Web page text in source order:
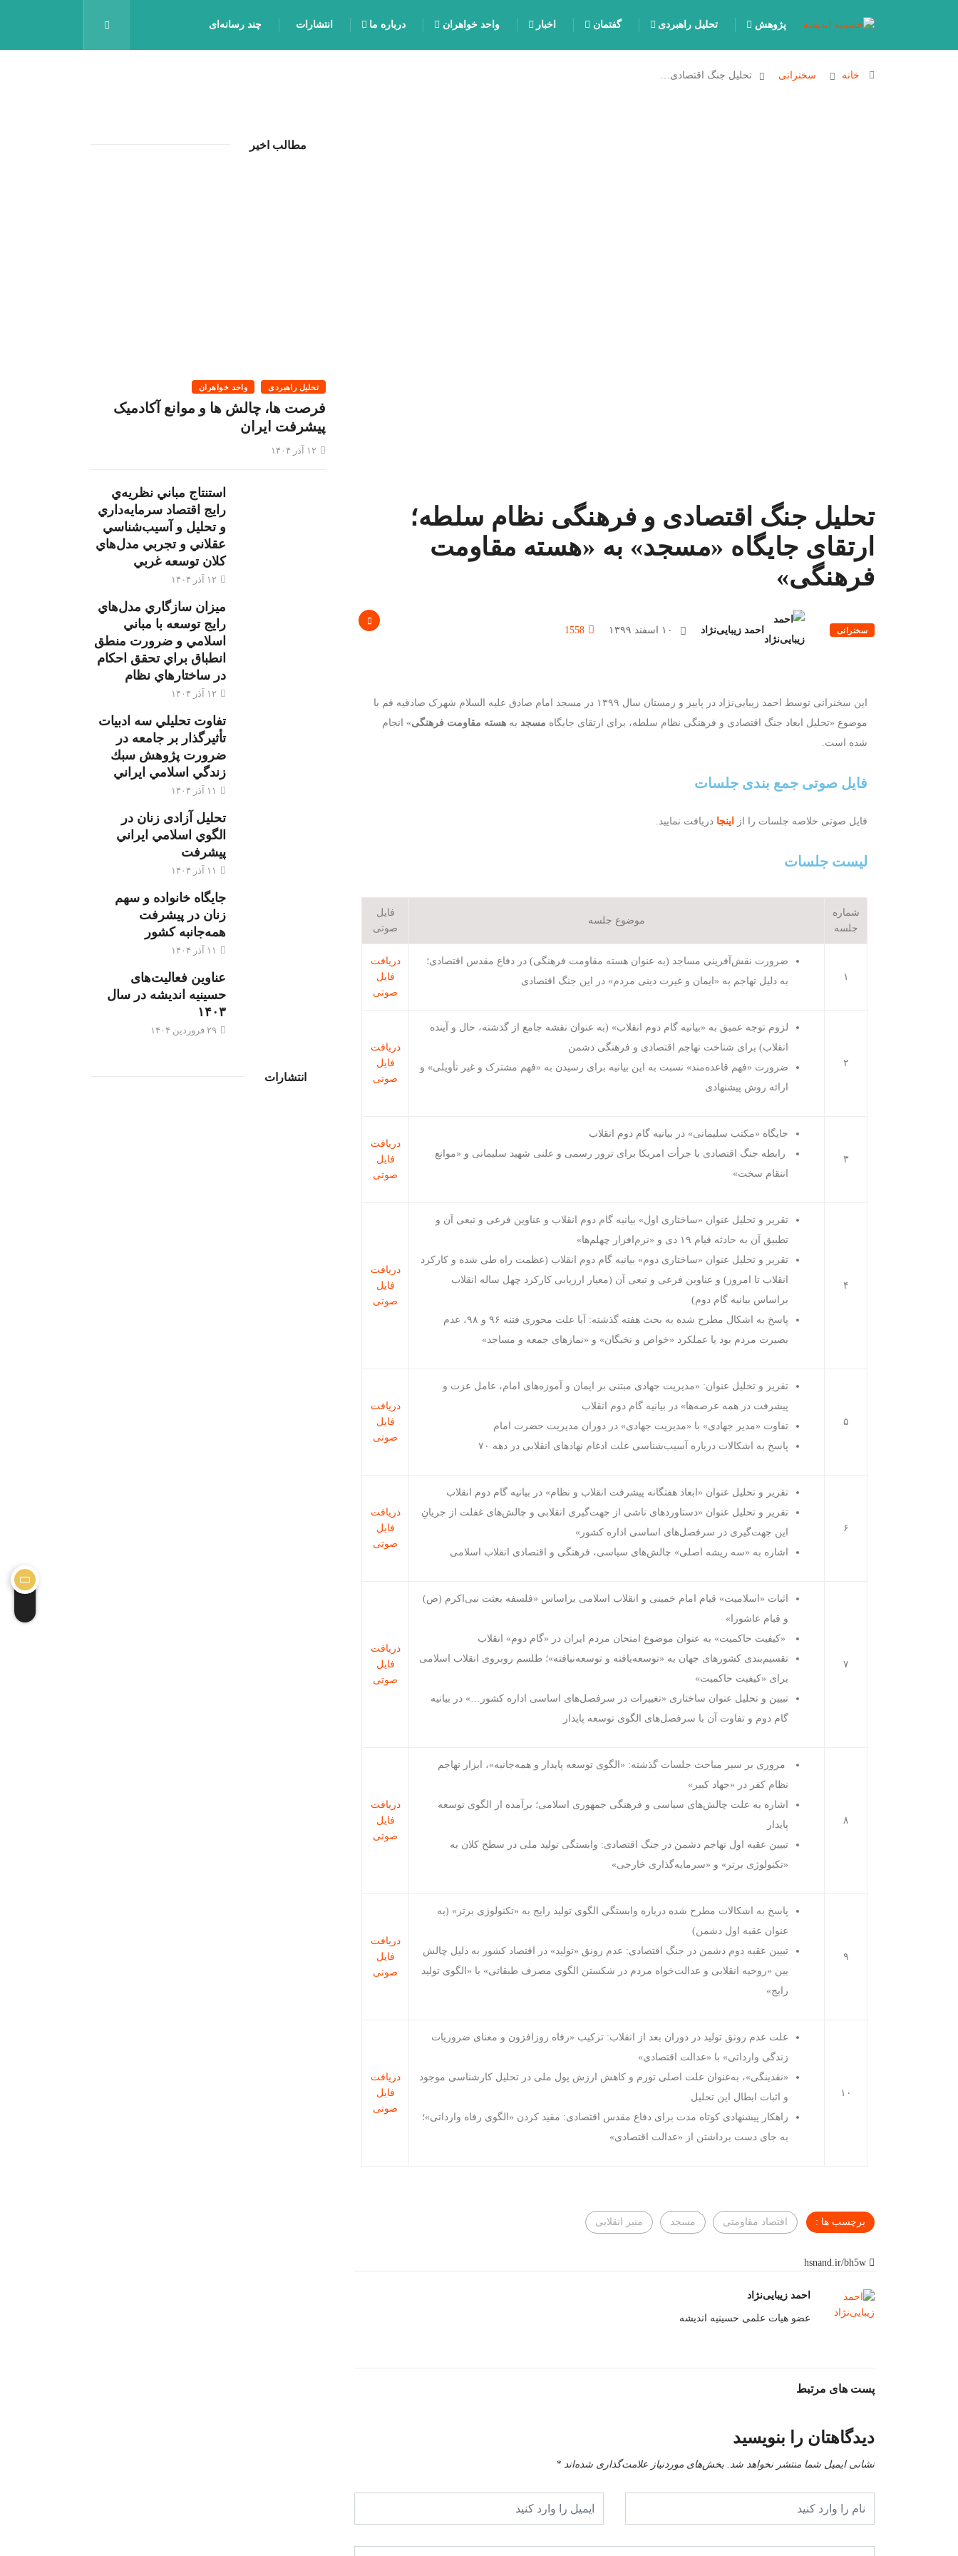
پژوهش تحلیل راهبردی گفتمان اخبار واحد خواهران درباره ما انتشارات چند رسانه‌ای
خانه سخنرانی تحلیل جنگ اقتصادی…
تحلیل جنگ اقتصادی و فرهنگی نظام سلطه؛
ارتقای جایگاه «مسجد» به «هسته مقاومت
فرهنگی»
سخنرانی احمد زیبایی‌نژاد 1558
این سخنرانی توسط احمد زیبایی‌نژاد در پاییز و زمستان سال ۱۳۹۹ در مسجد امام صادق علیه السلام شهرک صادقیه قم با
موضوع‌ «تحلیل ابعاد جنگ اقتصادی و فرهنگی نظام سلطه، برای ارتقای جایگاه مسجد به هسته مقاومت فرهنگی» انجام
شده است.
فایل صوتی جمع بندی جلسات
فایل صوتی خلاصه جلسات را از اینجا دریافت نمایید.
لیست جلسات
شماره
جلسه
موضوع جلسه
فایل
صوتی
۱
ضرورت نقش‌آفرینی مساجد (به عنوان هسته مقاومت فرهنگی) در دفاع مقدس اقتصادی؛
به دلیل تهاجم به «ایمان و غیرت دینی مردم» در این جنگ اقتصادی
دریافت
فایل
صوتی
۲
لزوم توجه عمیق به «بیانیه گام دوم انقلاب» (به عنوان نقشه جامع از گذشته، حال و آینده
انقلاب) برای شناخت تهاجم اقتصادی و فرهنگی دشمن
ضرورت «فهم قاعده‌مند» نسبت به این بیانیه برای رسیدن به «فهم مشترک و غیر تأویلی» و
ارائه روش پیشنهادی
دریافت
فایل
صوتی
۳
جایگاه «مکتب سلیمانی» در بیانیه گام دوم انقلاب
رابطه جنگ اقتصادی با جرأت امریکا برای ترور رسمی و علنی شهید سلیمانی و «موانع
انتقام سخت»
دریافت
فایل
صوتی
۴
تقریر و تحلیل عنوان «ساختاری اول» بیانیه گام دوم انقلاب و عناوین فرعی و تبعی آن و
تطبیق آن به حادثه قیام ۱۹ دی و «نرم‌افزار چهلم‌ها»
تقریر و تحلیل عنوان «ساختاری دوم» بیانیه گام دوم انقلاب (عظمت راه طی شده و کارکرد
انقلاب تا امروز) و عناوین فرعی و تبعی آن (معیار ارزیابی کارکرد چهل ساله انقلاب
براساس بیانیه گام دوم)
پاسخ به اشکال مطرح شده به بحث هفته گذشته: آیا علت محوری فتنه ۹۶ و ۹۸، عدم
بصیرت مردم بود یا عملکرد «خواص و نخبگان» و «نمازهای جمعه و مساجد»
دریافت
فایل
صوتی
۵
تقریر و تحلیل عنوان: «مدیریت جهادی مبتنی بر ایمان و آموزه‌های امام، عامل عزت و
پیشرفت در همه عرصه‌ها» در بیانیه گام دوم انقلاب
تفاوت «مدیر جهادی» با «مدیریت جهادی» در دوران مدیریت حضرت امام
پاسخ به اشکالات درباره آسیب‌شناسی علت ادغام نهادهای انقلابی در دهه ۷۰
دریافت
فایل
صوتی
۶
تقریر و تحلیل عنوان «ابعاد هفتگانه پیشرفت انقلاب و نظام» در بیانیه گام دوم انقلاب
تقریر و تحلیل عنوان «دستاوردهای ناشی از جهت‌گیری انقلابی و چالش‌های غفلت از جریانِ
این جهت‌گیری‌ در سرفصل‌های اساسی اداره کشور»
اشاره به «سه ریشه اصلی» چالش‌های سیاسی، فرهنگی و اقتصادی انقلاب اسلامی
دریافت
فایل
صوتی
۷
اثبات «اسلامیت» قیام امام خمینی و انقلاب اسلامی براساس «فلسفه بعثت نبی‌اکرم (ص)
و قیام عاشورا»
«کیفیت حاکمیت» به عنوان موضوع امتحان مردم ایران در «گام دوم» انقلاب
تقسیم‌بندی کشورهای جهان به «توسعه‌یافته و توسعه‌نیافته»؛ طلسم روبروی انقلاب اسلامی
برای «کیفیت حاکمیت»
تبیین و تحلیل عنوان ساختاری «تغییرات در سرفصل‌های اساسی اداره کشور…» در بیانیه
گام دوم و تفاوت آن با سرفصل‌های الگوی توسعه پایدار
دریافت
فایل
صوتی
۸
مروری بر سیر مباحث جلسات گذشته: «الگوی توسعه پایدار و همه‌جانبه»، ابزار تهاجم
نظام کفر در «جهاد کبیر»
اشاره به علت چالش‌های سیاسی و فرهنگی جمهوری اسلامی؛ برآمده از الگوی توسعه
پایدار
تبیین عقبه اول تهاجم دشمن در جنگ اقتصادی: وابستگی تولید ملی در سطح کلان به
«تکنولوژی برتر» و «سرمایه‌گذاری خارجی»
دریافت
فایل
صوتی
۹
پاسخ به اشکالات مطرح شده درباره وابستگی الگوی تولید رایج به «تکنولوژی برتر» (به
عنوان عقبه اول دشمن)
تبیین عقبه دوم دشمن در جنگ اقتصادی: عدم رونق «تولید» در اقتصاد کشور به دلیل چالش
بین «روحیه انقلابی و عدالت‌خواه مردم در شکستن الگوی مصرف طبقاتی» با «الگوی تولید
رایج»
دریافت
فایل
صوتی
۱۰
علت عدم رونق تولید در دوران بعد از انقلاب: ترکیب «رفاه روزافزون و معنای ضروریات
زندگی وارداتی» با «عدالت اقتصادی»
«نقدینگی»، به‌عنوان علت اصلی تورم و کاهش ارزش پول ملی در تحلیل کارشناسی موجود
و اثبات ابطال این تحلیل
راهکار پیشنهادی کوتاه مدت برای دفاع مقدس اقتصادی: مقید کردن «الگوی رفاه وارداتی»؛
به جای دست برداشتن از «عدالت اقتصادی»
دریافت
فایل
صوتی
برچسب ها : اقتصاد مقاومتی مسجد منبر انقلابی
احمد زیبایی‌نژاد
عضو هیات علمی حسینیه اندیشه
پست های مرتبط
دیدگاهتان را بنویسید
نشانی ایمیل شما منتشر نخواهد شد. بخش‌های موردنیاز علامت‌گذاری شده‌اند *
مطالب اخیر
تحلیل راهبردی واحد خواهران
فرصت ها، چالش ها و موانع آکادمیک
پیشرفت ایران
استنتاج مباني نظريه‌ي
رايج اقتصاد سرمايه‌داري
و تحليل و آسيب‌شناسي
عقلاني و تجربي مدل‌هاي
كلان توسعه غربي
۱۲ آذر ۱۴۰۴
ميزان سازگاري مدل‌هاي
رايج توسعه با مباني
اسلامي و ضرورت منطق
انطباق براي تحقق احكام
در ساختارهاي نظام
۱۲ آذر ۱۴۰۴
تفاوت تحليلي سه ادبيات
تأثيرگذار بر جامعه در
ضرورت پژوهش سبك
زندگي اسلامي ايراني
تحليل آزادی زنان در
الگوي اسلامي ايراني
پيشرفت
جایگاه خانواده و سهم
زنان در پیشرفت
همه‌جانبه کشور
عناوین فعالیت‌های
حسینیه اندیشه در سال
۱۴۰۳
۲۹ فروردین ۱۴۰۴
انتشارات